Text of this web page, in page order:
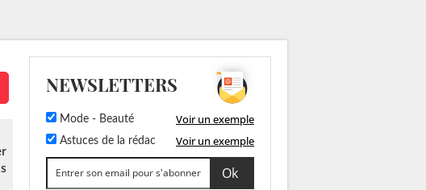
NEWSLETTERS
Mode - Beauté Voir un exemple
Astuces de la rédac Voir un exemple